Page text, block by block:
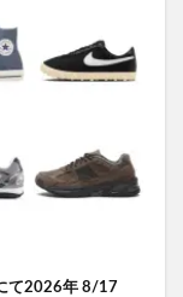
て2026年 8/17